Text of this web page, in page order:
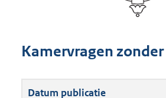
Kamervragen